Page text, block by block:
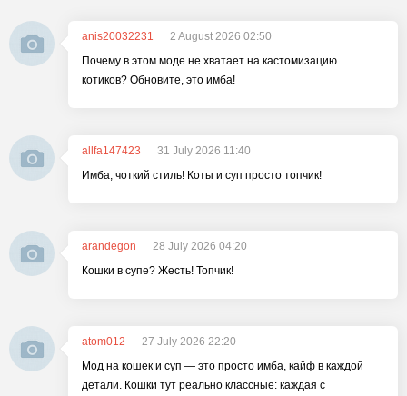
anis20032231
2 August 2026 02:50
Почему в этом моде не хватает на кастомизацию
котиков? Обновите, это имба!
allfa147423
31 July 2026 11:40
Имба, чоткий стиль! Коты и суп просто топчик!
arandegon
28 July 2026 04:20
Кошки в супе? Жесть! Топчик!
atom012
27 July 2026 22:20
Мод на кошек и суп — это просто имба, кайф в каждой
детали. Кошки тут реально классные: каждая с